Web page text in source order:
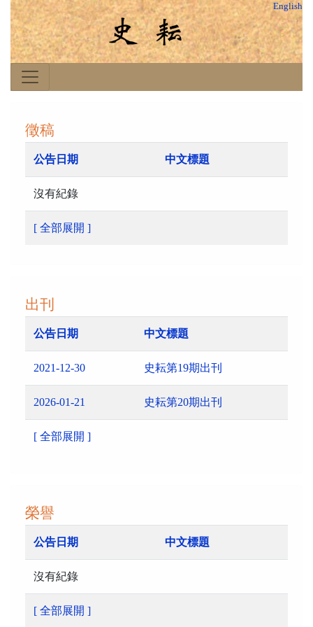
English
徵稿
公告日期 中文標題
沒有紀錄
[ 全部展開 ]
出刊
公告日期 中文標題
2021-12-30 史耘第19期出刊
2026-01-21 史耘第20期出刊
[ 全部展開 ]
榮譽
公告日期 中文標題
沒有紀錄
[ 全部展開 ]